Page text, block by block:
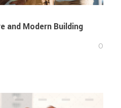
and Modern Building
0